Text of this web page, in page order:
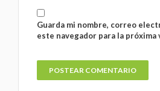
Guarda mi nombre, correo
este navegador para la próxima